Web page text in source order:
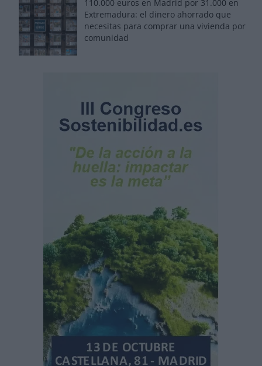
110.000 euros en Madrid por 31.000 en
Extremadura: el dinero ahorrado que
necesitas para comprar una vivienda por
comunidad